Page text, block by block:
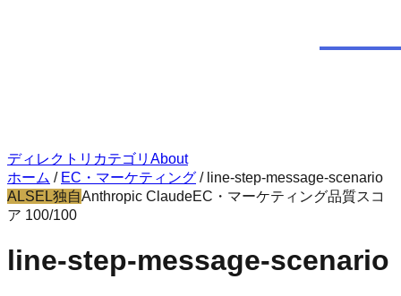
ディレクトリ カテゴリ About
ホーム / EC・マーケティング / line-step-message-scenario
ALSEL独自Anthropic ClaudeEC・マーケティング品質スコ
ア 100/100
line-step-message-scenario